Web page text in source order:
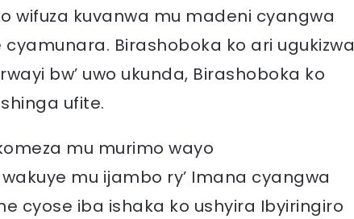
wifuza kuvanwa mu madeni cyangwa
Birashoboka ko ari ugukizwa
bw’ uwo ukunda, Birashoboka ko
ufite.
mu murimo wayo
mu ijambo ry’ Imana cyangwa
cyose iba ishaka ko ushyira Ibyiringiro